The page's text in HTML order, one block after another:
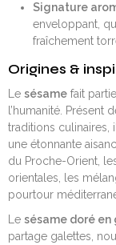
Signature
enveloppant,
fraîchement
Origines &
Le sésame fait
l’humanité. Présent
traditions culinaires,
une étonnante
du Proche-Orient,
orientales, les
pourtour
Le sésame doré en
partage galettes,